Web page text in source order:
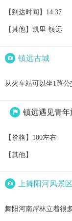
【到达时间】14:37
【其他】凯里-镇远
 镇远古城
从火车站可以坐1路
 镇远遇见青年
【价格】100左右
【其他】
 上舞阳河风景区
舞阳河南岸林立着很